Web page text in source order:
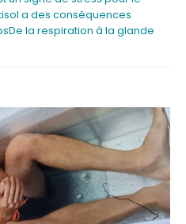
a des conséquences
De la respiration à la glande